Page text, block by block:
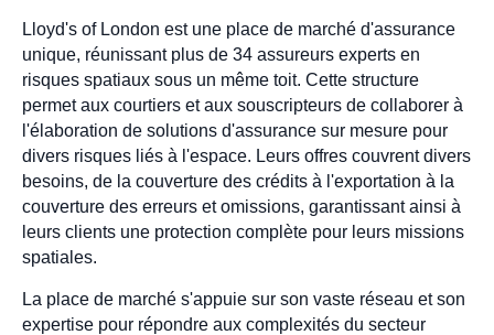
Lloyd's of London est une place de marché d'assurance
unique, réunissant plus de 34 assureurs experts en
risques spatiaux sous un même toit. Cette structure
permet aux courtiers et aux souscripteurs de collaborer à
l'élaboration de solutions d'assurance sur mesure pour
divers risques liés à l'espace. Leurs offres couvrent divers
besoins, de la couverture des crédits à l'exportation à la
couverture des erreurs et omissions, garantissant ainsi à
leurs clients une protection complète pour leurs missions
spatiales.
La place de marché s'appuie sur son vaste réseau et son
expertise pour répondre aux complexités du secteur